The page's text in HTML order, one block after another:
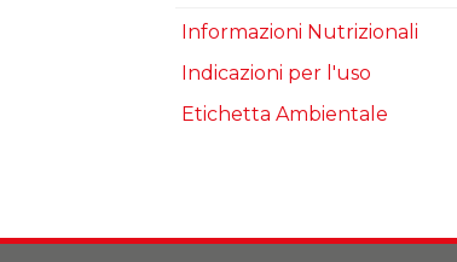
Informazioni Nutrizionali
Indicazioni per l'uso
Etichetta Ambientale